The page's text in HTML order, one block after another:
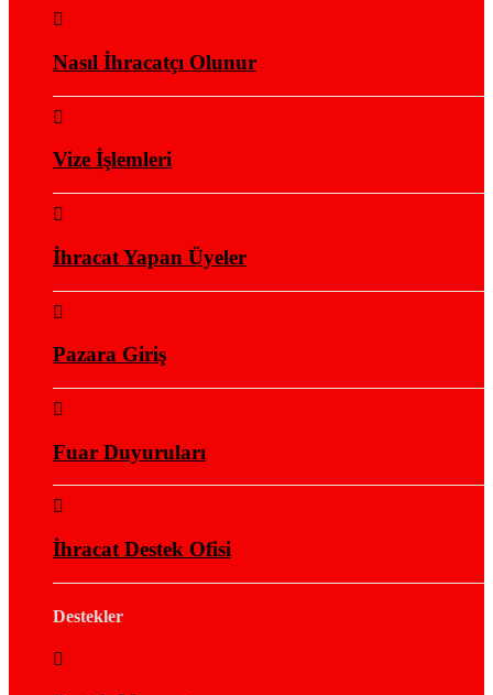
Nasıl İhracatçı Olunur
Vize İşlemleri
İhracat Yapan Üyeler
Pazara Giriş
Fuar Duyuruları
İhracat Destek Ofisi
Destekler